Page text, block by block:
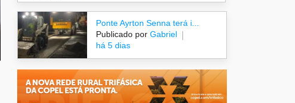
Ponte Ayrton Senna terá i...
Publicado por Gabriel
há 5 dias